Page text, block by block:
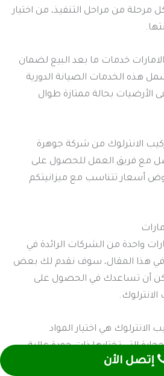
مرحلة من مراحل التنفيذ، من اختيار
خدمات ما بعد البيع لضمان
هذه الخدمات الصيانة الدورية
الأرضيات بحالة ممتازة طوال
الانترلوك من شركة جوهرة
مع فريق العمل للحصول على
أسعار تتناسب مع ميزانيتكم
واحدة من الشركات الرائدة في
في هذا المقال، سوف نقدم لك بعض
أن تساعدك في الحصول على
هي اختيار المواد
التي تختارها ذات جودة عالية
الجوية المتغيرة. هذا يضمن
إتصل الأن